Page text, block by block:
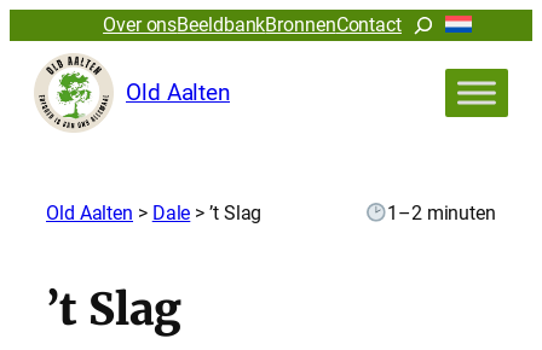
Over onsBeeldbankBronnenContactZoeken
Old Aalten
Old Aalten > Dale >’t Slag 1–2 minuten
’t Slag